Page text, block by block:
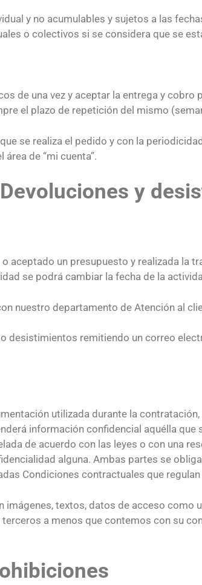
y no acumulables y sujetos a las
o colectivos si se considera que se
de una vez y aceptar la entrega y
el plazo de repetición del mismo
se realiza el pedido y con la
de “mi cuenta”.
y
o aceptado un presupuesto y realizada la
se podrá cambiar la fecha de la
nuestro departamento de Atención al
desistimientos remitiendo un correo
utilizada durante la
información confidencial aquélla
de acuerdo con las leyes o con una
alguna. Ambas partes se
Condiciones contractuales que
textos, datos de acceso
a menos que contemos con su